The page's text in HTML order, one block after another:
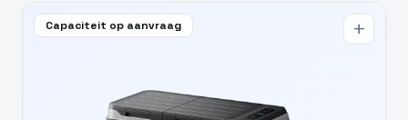
Capaciteit op aanvraag add